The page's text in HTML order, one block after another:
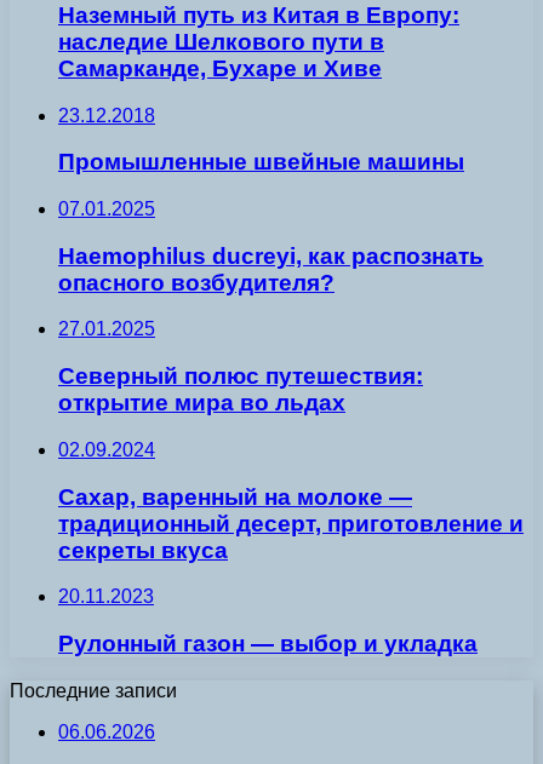
Наземный путь из Китая в Европу:
наследие Шелкового пути в
Самарканде, Бухаре и Хиве
23.12.2018
Промышленные швейные машины
07.01.2025
Haemophilus ducreyi, как распознать
опасного возбудителя?
27.01.2025
Северный полюс путешествия:
открытие мира во льдах
02.09.2024
Сахар, варенный на молоке —
традиционный десерт, приготовление и
секреты вкуса
20.11.2023
Рулонный газон — выбор и укладка
Последние записи
06.06.2026